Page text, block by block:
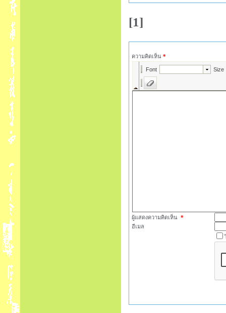
[1]
ความคิดเห็น *
ผู้แสดงความคิดเห็น *
อีเมล